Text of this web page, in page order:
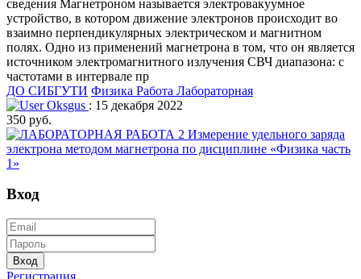
сведения Магнетроном называется электровакуумное
устройство, в котором движение электронов происходит во
взаимно перпендикулярных электрическом и магнитном
полях. Одно из применений магнетрона в том, что он является
источником электромагнитного излучения СВЧ диапазона: с
частотами в интервале пр
ДО СИБГУТИ Физика Работа Лабораторная
Oksgus : 15 декабря 2022
350 руб.
Вход
Вход
Регистрация